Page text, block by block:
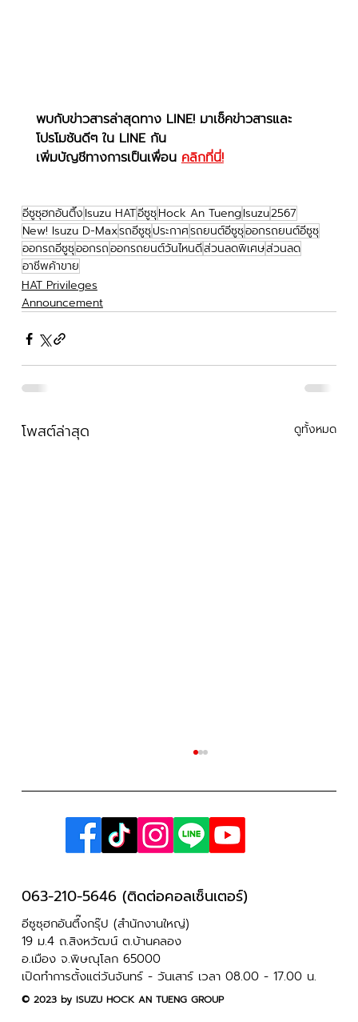
พบกับข่าวสารล่าสุดทาง LINE! มาเช็คข่าวสารและ
โปรโมชันดีๆ ใน LINE กัน
เพิ่มบัญชีทางการเป็นเพื่อน คลิกที่นี่!
อีซูซุฮกอันตึ๊งIsuzu HATอีซูซุHock An TuengIsuzu2567
New! Isuzu D-Maxรถอีซูซุประกาศรถยนต์อีซูซุออกรถยนต์อีซูซุ
ออกรถอีซูซุออกรถออกรถยนต์วันไหนดีส่วนลดพิเศษส่วนลด
อาชีพค้าขาย
HAT Privileges
Announcement
โพสต์ล่าสุด ดูทั้งหมด
Hi-Lander 1.9 L DA 2 ประตู ปี 2023 ของ
คุณอนันต์ ใส่ยิ่ง ข้าวแคบพันล้าน ภูมิปัญญา
สร้างรายได้มานานกว่า 40 ปี
​© 2023 by ISUZU HOCK AN TUENG GROUP
063-210-5646 (ติดต่อคอลเซ็นเตอร์)
อีซูซุฮกอันตึ๊งกรุ๊ป (สำนักงานใหญ่)
19 ม.4 ถ.สิงหวัฒน์ ต.บ้านคลอง
อ.เมือง จ.พิษณุโลก 65000
เปิดทำการตั้งแต่วันจันทร์ - วันเสาร์ เวลา 08.00 - 17.00 น.